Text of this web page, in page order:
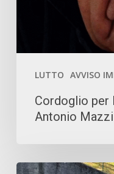
LUTTO AVVISO
Cordoglio per
Antonio Mazzi
(H)OPE